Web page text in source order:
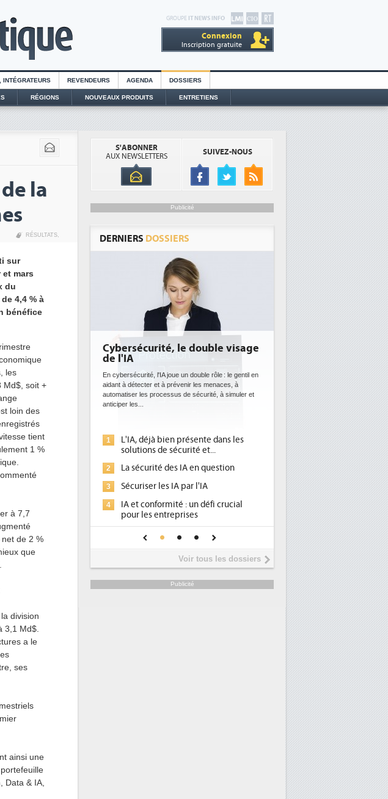
GROUPE IT NEWS INFO
Connexion
Inscription gratuite
INTÉGRATEURS REVENDEURS AGENDA DOSSIERS
RÉGIONS NOUVEAUX PRODUITS ENTRETIENS
la
RÉSULTATS,
sur
mars
du
4,4 % à
bénéfice
les
Md$, soit +
loin des
tient
1 %
à 7,7
de 2 %
que
division
3,1 Md$.
a le
ses
ainsi une
Data & IA,
S'ABONNER
AUX NEWSLETTERS
SUIVEZ-NOUS
Publicité
DERNIERS DOSSIERS
le double visage
l'IA joue un double rôle : le gentil en
à détecter et à prévenir les menaces, à
les processus de sécurité, à simuler et
les...
L'IA, déjà bien présente dans les
solutions de sécurité et...
La sécurité des IA en question
IA et conformité : un défi crucial
pour les entreprises
Une IA de confiance pour une IA
plus sûre ?
DEE: l'efficacité énergétique
bientôt une obligation pour les
datacenters
Des datacenters plus durables et plus efficaces, c'est
ce que recherchent les pouvoirs publics européens
1
Qu'est-ce que la DEE (directive
d'efficacité énergétique) ?
2
DEE, une pression administrative
place pour répondre à...
Phocea DC dans les cordes pour la
DEE
Interview de Fabrice Coquio,
président de Digital Realty...
6
Trimestriels IBM : L'activité logicielle
soutient les...
Voir tous les dossiers
Publicité